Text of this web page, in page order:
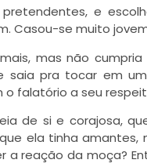
e
Casou-se muito
mas não cumpria
saia pra tocar em
o falatório a seu
de si e corajosa,
ela tinha
a reação da moça?